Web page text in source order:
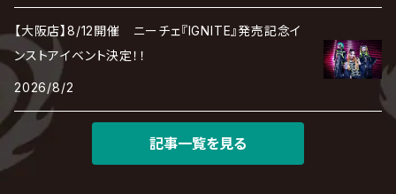
umbrella
JILUKA
JILS
SHIN
DuelJewel
D'ERLANGER
電脳ヒメカ
BREAKERZ
BLAZE
The Brow Beat
MALICE MIZER
RE:INa
【大阪店】8/12開催 ニーチェ『IGNITE』発売記念イ
ンストアイベント決定！！
2026/8/2
記事一覧を見る